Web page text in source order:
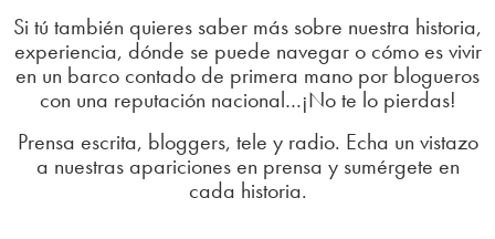
Si tú también quieres saber más sobre nuestra historia,
experiencia, dónde se puede navegar o cómo es vivir
en un barco contado de primera mano por blogueros
con una reputación nacional…¡No te lo pierdas!
Prensa escrita, bloggers, tele y radio. Echa un vistazo
a nuestras apariciones en prensa y sumérgete en
cada historia.